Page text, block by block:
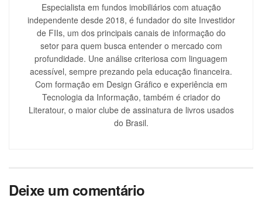
Especialista em fundos imobiliários com atuação
independente desde 2018, é fundador do site Investidor
de FIIs, um dos principais canais de informação do
setor para quem busca entender o mercado com
profundidade. Une análise criteriosa com linguagem
acessível, sempre prezando pela educação financeira.
Com formação em Design Gráfico e experiência em
Tecnologia da Informação, também é criador do
Literatour, o maior clube de assinatura de livros usados
do Brasil.
Deixe um comentário